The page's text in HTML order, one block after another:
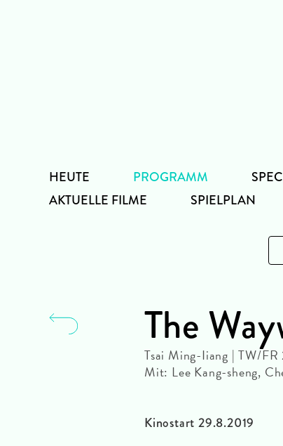
HEUTE
PROGRAMM
AKTUELLE FILME
SPIELPLAN
The
Tsai Ming-Iiang | TW/
Mit: Lee Kang-sheng,
Kinostart 29.8.2019